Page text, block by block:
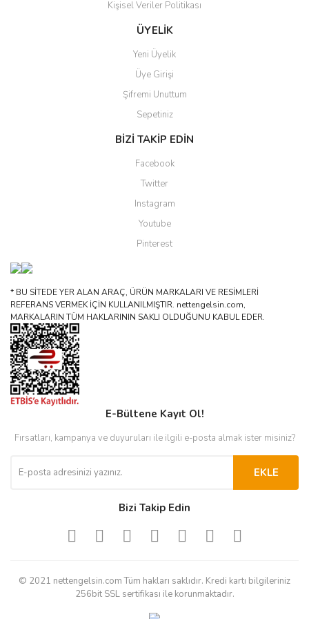
Gönder
Kişisel Veriler Politikası
ÜYELİK
Yeni Üyelik
Üye Girişi
Şifremi Unuttum
Sepetiniz
BİZİ TAKİP EDİN
Facebook
Twitter
Instagram
Youtube
Pinterest
* BU SİTEDE YER ALAN ARAÇ, ÜRÜN MARKALARI VE RESİMLERİ
REFERANS VERMEK İÇİN KULLANILMIŞTIR. nettengelsin.com,
MARKALARIN TÜM HAKLARININ SAKLI OLDUĞUNU KABUL EDER.
E-Bültene Kayıt Ol!
Fırsatları, kampanya ve duyuruları ile ilgili e-posta almak ister misiniz?
EKLE
Bizi Takip Edin
© 2021 nettengelsin.com Tüm hakları saklıdır. Kredi kartı bilgileriniz
256bit SSL sertifikası ile korunmaktadır.